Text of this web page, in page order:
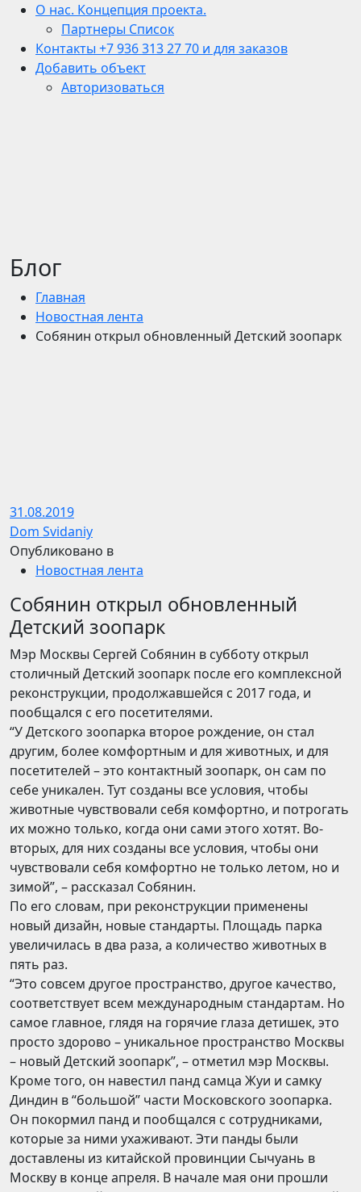
О нас. Концепция проекта.
Партнеры Список
Контакты +7 936 313 27 70 и для заказов
Добавить объект
Авторизоваться
Блог
Главная
Новостная лента
Собянин открыл обновленный Детский зоопарк
31.08.2019
Dom Svidaniy
Опубликовано в
Новостная лента
Собянин открыл обновленный
Детский зоопарк
Мэр Москвы Сергей Собянин в субботу открыл
столичный Детский зоопарк после его комплексной
реконструкции, продолжавшейся с 2017 года, и
пообщался с его посетителями.
“У Детского зоопарка второе рождение, он стал
другим, более комфортным и для животных, и для
посетителей – это контактный зоопарк, он сам по
себе уникален. Тут созданы все условия, чтобы
животные чувствовали себя комфортно, и потрогать
их можно только, когда они сами этого хотят. Во-
вторых, для них созданы все условия, чтобы они
чувствовали себя комфортно не только летом, но и
зимой”, – рассказал Собянин.
По его словам, при реконструкции применены
новый дизайн, новые стандарты. Площадь парка
увеличилась в два раза, а количество животных в
пять раз.
“Это совсем другое пространство, другое качество,
соответствует всем международным стандартам. Но
самое главное, глядя на горячие глаза детишек, это
просто здорово – уникальное пространство Москвы
– новый Детский зоопарк”, – отметил мэр Москвы.
Кроме того, он навестил панд самца Жуи и самку
Диндин в “большой” части Московского зоопарка.
Он покормил панд и пообщался с сотрудниками,
которые за ними ухаживают. Эти панды были
доставлены из китайской провинции Сычуань в
Москву в конце апреля. В начале мая они прошли